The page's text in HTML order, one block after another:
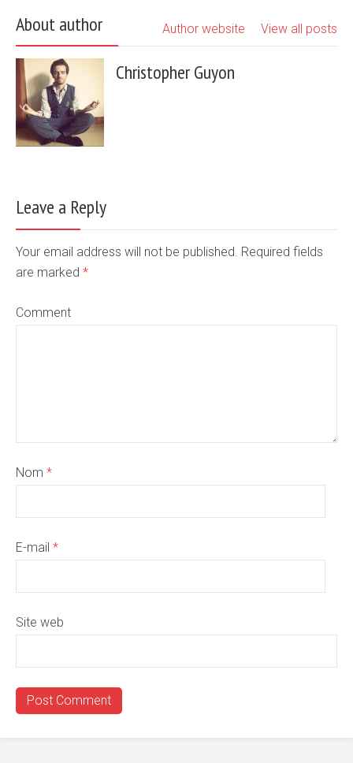
About author View all posts
Author website
Christopher Guyon
Leave a Reply
Your email address will not be published. Required fields
are marked *
Comment
Nom *
E-mail *
Site web